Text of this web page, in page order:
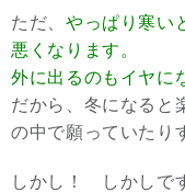
ただ、 やっぱり寒い
悪くなります。
外に出るのもイヤに
だから、冬になると
の中で願っていたり
しかし！ しかしで